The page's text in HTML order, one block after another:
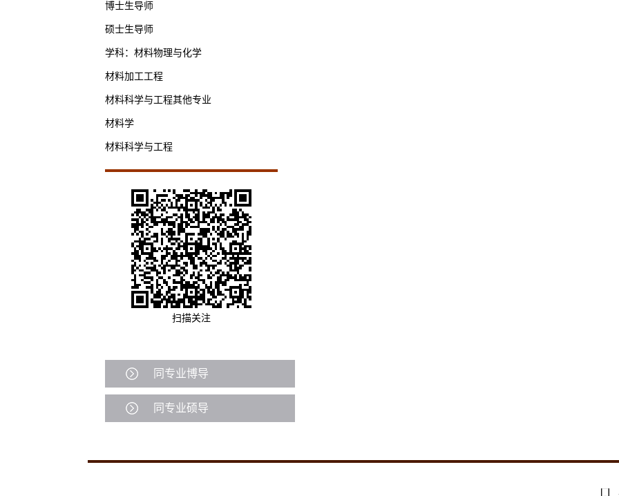
博士生导师
硕士生导师
学科：材料物理与化学
材料加工工程
材料科学与工程其他专业
材料学
材料科学与工程
扫描关注
同专业博导
同专业硕导